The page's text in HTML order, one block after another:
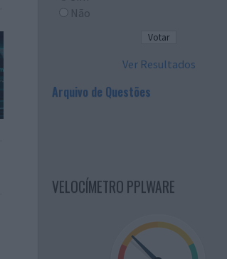
Não
Ver Resultados
Arquivo de Questões
VELOCÍMETRO PPLWARE